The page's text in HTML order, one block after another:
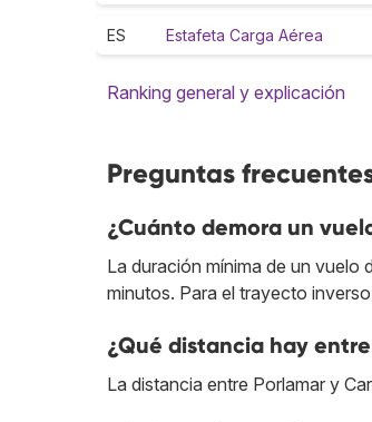
ES Estafeta Carga Aérea
Ranking general y explicación
Preguntas
¿Cuánto demora un
La duración mínima de un vuelo
minutos. Para el trayecto
¿Qué distancia hay
La distancia entre Porlamar y